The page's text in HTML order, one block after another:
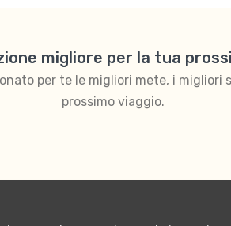
migliore per la tua
per te le migliori mete, i
prossimo viaggio.